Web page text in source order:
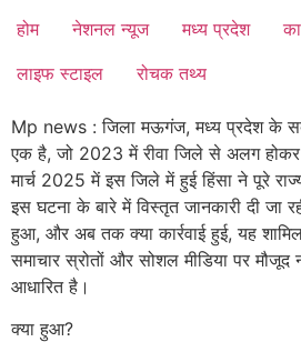
होम नेशनल न्यूज मध्य प्रदेश
लाइफ स्टाइल
रोचक तथ्य
Mp news : जिला मऊगंज, मध्य प्रदेश के
एक है, जो 2023 में रीवा जिले से अलग
मार्च 2025 में इस जिले में हुई हिंसा ने पूरे
इस घटना के बारे में विस्तृत जानकारी दी जा
हुआ, और अब तक क्या कार्रवाई हुई, यह
समाचार स्रोतों और सोशल मीडिया पर
आधारित है।
क्या हुआ?